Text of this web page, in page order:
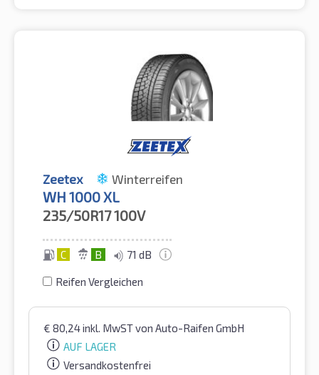
Zeetex Winterreifen
WH 1000 XL
235/50R17100V
C B 71 dB
Reifen Vergleichen
€ 80,24inkl. MwSTvon Auto-Raifen GmbH
AUF LAGER
Versandkostenfrei